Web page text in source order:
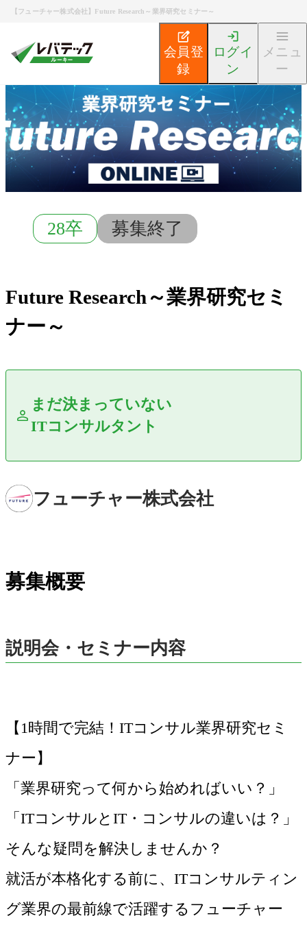
【フューチャー株式会社】Future Research～業界研究セミナー～
会員登
録
ログイ
ン
メニュ
ー
募集検索 Future Research～
28卒 募集終了
Future Research～業界研究セミ
ナー～
まだ決まっていない
ITコンサルタント
フューチャー株式会社
募集概要
説明会・セミナー内容
【1時間で完結！ITコンサル業界研究セミ
ナー】
「業界研究って何から始めればいい？」
「ITコンサルとIT・コンサルの違いは？」
そんな疑問を解決しませんか？
就活が本格化する前に、ITコンサルティン
グ業界の最前線で活躍するフューチャー